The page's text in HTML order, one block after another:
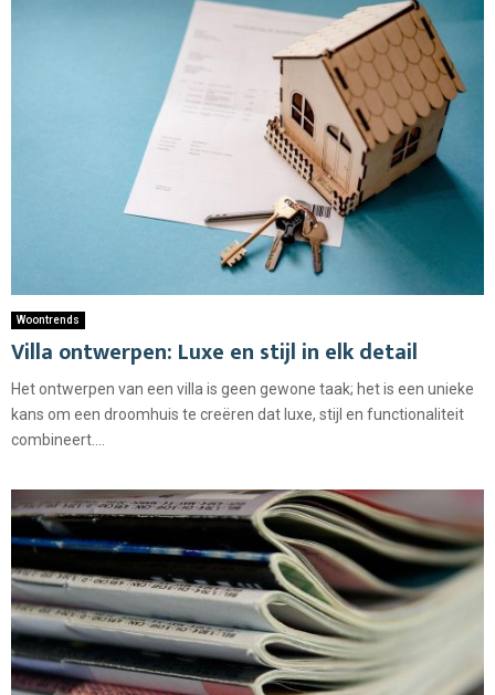
Woontrends
Villa ontwerpen: Luxe en stijl in elk detail
Het ontwerpen van een villa is geen gewone taak; het is een unieke
kans om een droomhuis te creëren dat luxe, stijl en functionaliteit
combineert....